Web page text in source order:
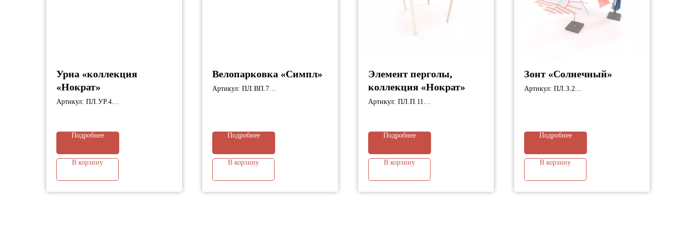
Урна «коллекция
«Нократ»
Артикул: ПЛ.УР.4
Подробнее
В корзину
Велопарковка «Симпл»
Артикул: ПЛ.ВП.7
Подробнее
В корзину
Элемент перголы,
коллекция «Нократ»
Артикул: ПЛ.П.11
Подробнее
В корзину
Зонт «Солнечный»
Артикул: ПЛ.З.2
Подробнее
В корзину